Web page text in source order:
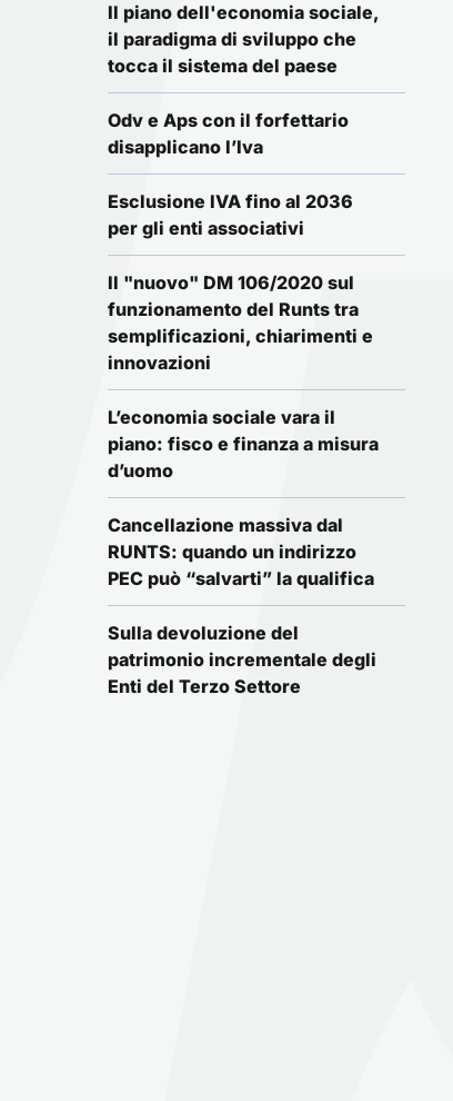
Il piano dell'economia sociale,
il paradigma di sviluppo che
tocca il sistema del paese
Odv e Aps con il forfettario
disapplicano l’Iva
Esclusione IVA fino al 2036
per gli enti associativi
Il "nuovo" DM 106/2020 sul
funzionamento del Runts tra
semplificazioni, chiarimenti e
innovazioni
L’economia sociale vara il
piano: fisco e finanza a misura
d’uomo
Cancellazione massiva dal
RUNTS: quando un indirizzo
PEC può “salvarti” la qualifica
Sulla devoluzione del
patrimonio incrementale degli
Enti del Terzo Settore